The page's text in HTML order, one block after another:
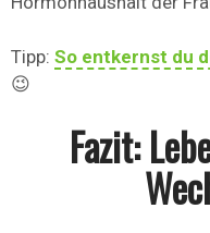
Tipp: So entkernst du
😉
Fazit: